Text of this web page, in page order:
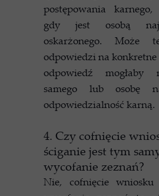
postępowania
gdy jest osobą
oskarżonego. Może
odpowiedzi na
odpowiedź mogłaby
samego lub osobę
odpowiedzialność karną.
4. Czy cofnięcie
ściganie jest tym
wycofanie zeznań?
Nie, cofnięcie